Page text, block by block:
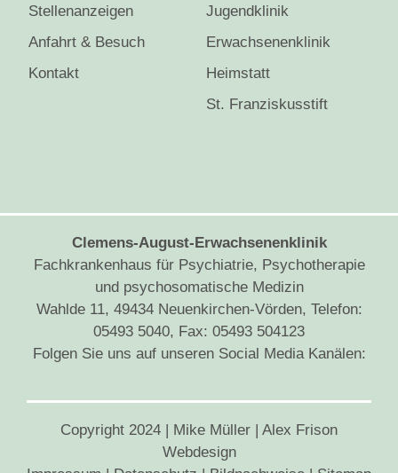
Stellenanzeigen
Anfahrt & Besuch
Kontakt
Jugendklinik
Erwachsenenklinik
Heimstatt
St. Franziskusstift
Clemens-August-Erwachsenenklinik
Fachkrankenhaus für Psychiatrie, Psychotherapie
und psychosomatische Medizin
Wahlde 11, 49434 Neuenkirchen-Vörden, Telefon:
05493 5040, Fax: 05493 504123
Folgen Sie uns auf unseren Social Media Kanälen:
Copyright 2024 | Mike Müller | Alex Frison
Webdesign